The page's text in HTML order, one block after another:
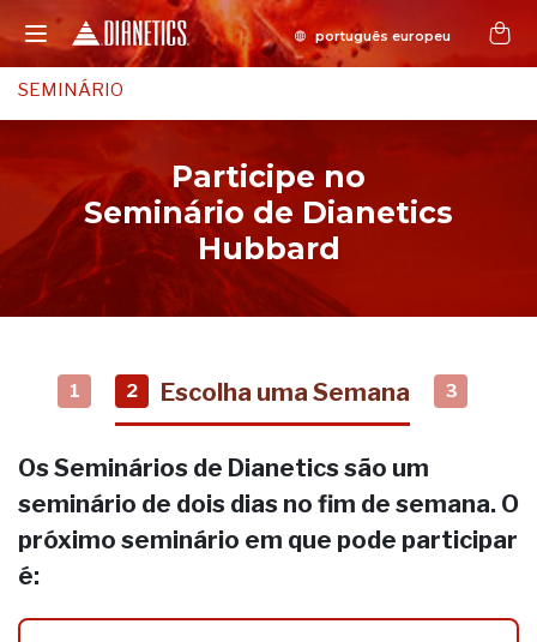
SEMINÁRIO
Participe no
Seminário de Dianetics
Hubbard
1 2 Escolha uma Semana 3
Os Seminários de Dianetics são um
seminário de dois dias no fim de semana. O
próximo seminário em que pode participar
é: